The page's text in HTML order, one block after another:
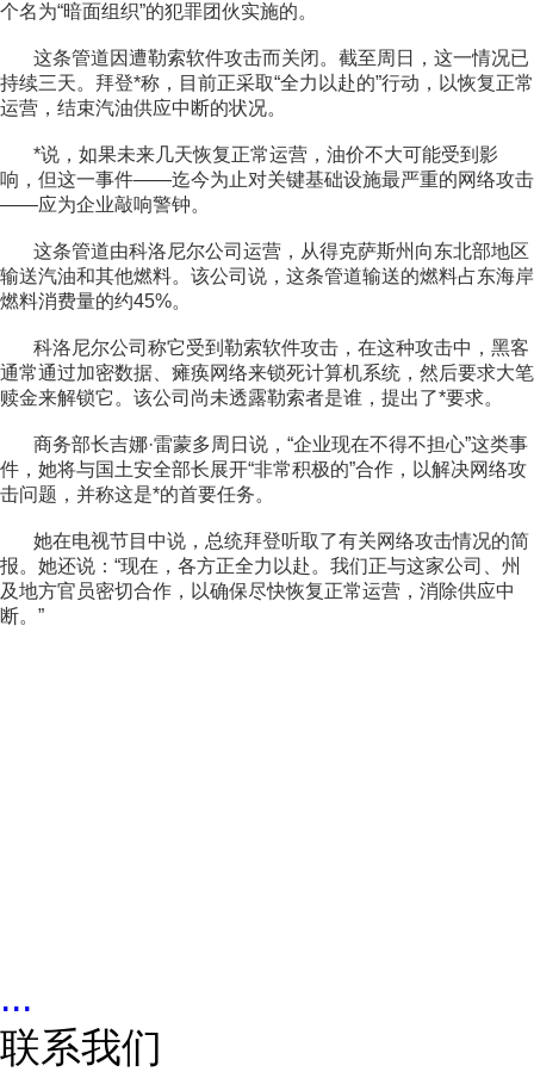
个名为“暗面组织”的犯罪团伙实施的。
这条管道因遭勒索软件攻击而关闭。截至周日，这一情况已
持续三天。拜登*称，目前正采取“全力以赴的”行动，以恢复正常
运营，结束汽油供应中断的状况。
*说，如果未来几天恢复正常运营，油价不大可能受到影
响，但这一事件——迄今为止对关键基础设施最严重的网络攻击
——应为企业敲响警钟。
这条管道由科洛尼尔公司运营，从得克萨斯州向东北部地区
输送汽油和其他燃料。该公司说，这条管道输送的燃料占东海岸
燃料消费量的约45%。
科洛尼尔公司称它受到勒索软件攻击，在这种攻击中，黑客
通常通过加密数据、瘫痪网络来锁死计算机系统，然后要求大笔
赎金来解锁它。该公司尚未透露勒索者是谁，提出了*要求。
商务部长吉娜·雷蒙多周日说，“企业现在不得不担心”这类事
件，她将与国土安全部长展开“非常积极的”合作，以解决网络攻
击问题，并称这是*的首要任务。
她在电视节目中说，总统拜登听取了有关网络攻击情况的简
报。她还说：“现在，各方正全力以赴。我们正与这家公司、州
及地方官员密切合作，以确保尽快恢复正常运营，消除供应中
断。”
...
联系我们